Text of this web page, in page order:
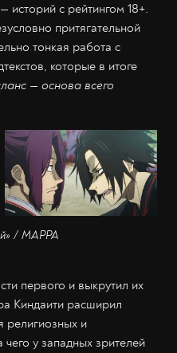
историй с рейтингом 18+.
притягательной
тонкая работа с
которые в итоге
— основа всего
/ МАРРА
первого и выкрутил их
Киндаити расширил
религиозных и
у западных зрителей